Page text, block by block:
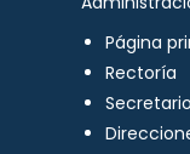
Página
Rectoría